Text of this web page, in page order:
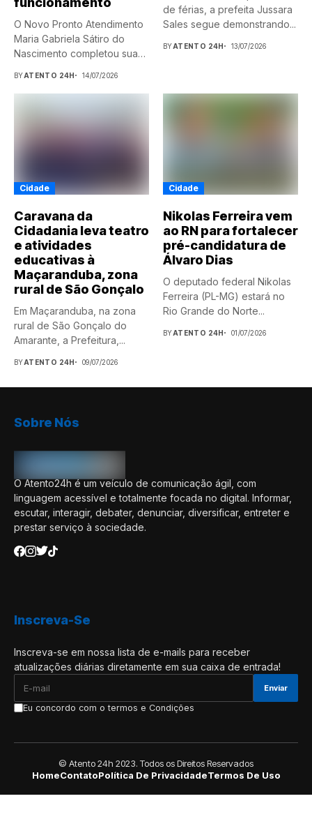
O Novo Pronto Atendimento
Maria Gabriela Sátiro do
Nascimento completou sua
BYATENTO 24H 14/07/2026
de férias, a prefeita Jussara
Sales segue demonstrando...
BYATENTO 24H 13/07/2026
Cidade
Caravana da
Cidadania leva teatro
e atividades
educativas à
Maçaranduba, zona
rural de São Gonçalo
Em Maçaranduba, na zona
rural de São Gonçalo do
Amarante, a Prefeitura,...
BYATENTO 24H 09/07/2026
Cidade
Nikolas Ferreira vem
ao RN para fortalecer
pré-candidatura de
Álvaro Dias
O deputado federal Nikolas
Ferreira (PL-MG) estará no
Rio Grande do Norte...
BYATENTO 24H 01/07/2026
Sobre Nós
O Atento24h é um veículo de comunicação ágil, com
linguagem acessível e totalmente focada no digital. Informar,
escutar, interagir, debater, denunciar, diversificar, entreter e
prestar serviço à sociedade.
Inscreva-Se
Inscreva-se em nossa lista de e-mails para receber
atualizações diárias diretamente em sua caixa de entrada!
Eu concordo com o termos e Condições
© Atento 24h 2023. Todos os Direitos Reservados
HomeContatoPolítica De PrivacidadeTermos De Uso